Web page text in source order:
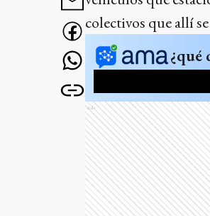
colectivos que allí
¿qué
Ads